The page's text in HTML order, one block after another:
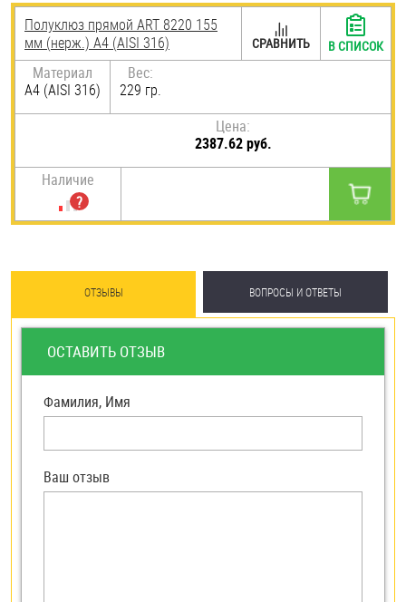
Полуклюз прямой ART 8220 155
мм (нерж.) A4 (AISI 316)
Материал
A4 (AISI 316)
Вес:
229 гр.
Цена:
2387.62 руб.
Наличие
СРАВНИТЬ В СПИСОК
ОТЗЫВЫ ВОПРОСЫ И ОТВЕТЫ
ОСТАВИТЬ ОТЗЫВ
Фамилия, Имя
Ваш отзыв